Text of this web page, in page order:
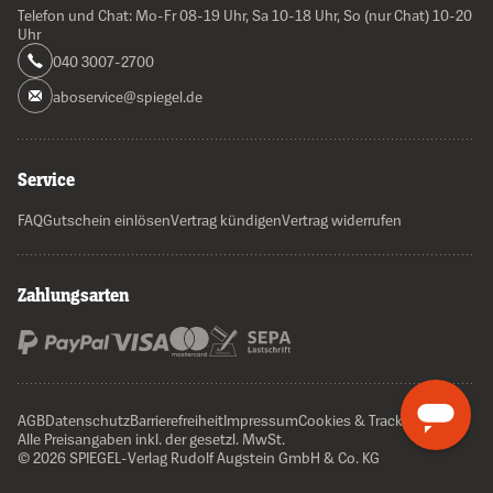
Telefon und Chat: Mo-Fr 08-19 Uhr, Sa 10-18 Uhr, So (nur Chat) 10-20
Uhr
040 3007-2700
aboservice@spiegel.de
Service
FAQGutschein einlösenVertrag kündigenVertrag widerrufen
Zahlungsarten
AGBDatenschutzBarrierefreiheitImpressumCookies & Tracking
Alle Preisangaben inkl. der gesetzl. MwSt.
© 2026 SPIEGEL-Verlag Rudolf Augstein GmbH & Co. KG